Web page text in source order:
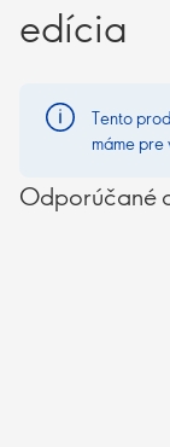
edícia
Tento
máme
Odporúčané